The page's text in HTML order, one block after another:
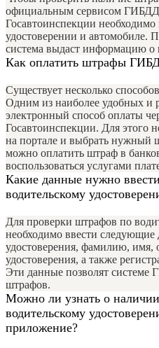
официальным сервисом
Госавтоинспекции
удостоверении и автомобиле.
система выдаст информацию о
Как оплатить штрафы
Существует несколько
Одним из наиболее удобных и
электронный способ оплаты
Госавтоинспекции. Для этого
на портале и выбрать нужный
можно оплатить штраф в
воспользоваться услугами
Какие данные нужно
водительскому
Для проверки штрафов по
необходимо ввести следующие
удостоверения, фамилию, имя,
удостоверения, а также
Эти данные позволят системе
штрафов.
Можно ли узнать о
водительскому
приложение?